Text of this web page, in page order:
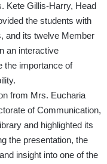
Kete Gillis-Harry, Head
the students with
and its twelve Member
an interactive
the importance of
from Mrs. Eucharia
of Communication,
and highlighted its
the presentation, the
insight into one of the